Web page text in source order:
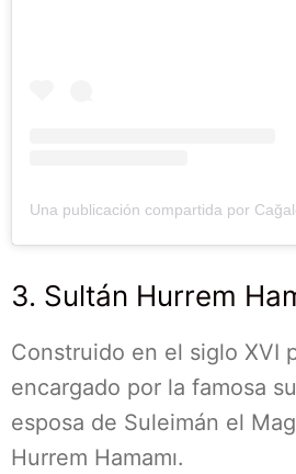
3. Sultán Hurrem
Construido en el siglo XVI
encargado por la famosa
esposa de Suleimán el
Hurrem Hamamı.